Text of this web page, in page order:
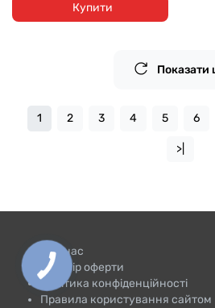
Купити
Показати
1 2 3 4 5 6
>|
Про нас
Договір оферти
Політика конфіденційності
Правила користування сайтом